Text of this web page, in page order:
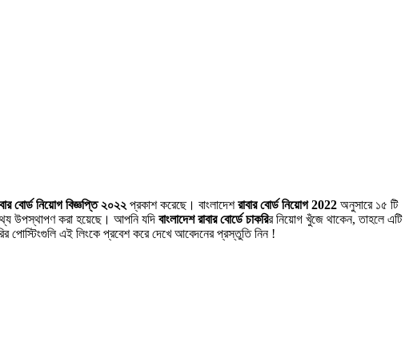
বোর্ড নিয়োগ বিজ্ঞপ্তি ২০২২ প্রকাশ করেছে। বাংলাদেশরাবার বোর্ড নিয়োগ 2022 অনুসারে ১৫ টি
উপস্থাপণ করা হয়েছে। আপনি যদি বাংলাদেশ রাবার বোর্ডে চাকরির নিয়োগ খুঁজে থাকেন, তাহলে এটি
পোস্টিংগুলি এই লিংকে প্রবেশ করে দেখে আবেদনের প্রস্তুতি নিন !